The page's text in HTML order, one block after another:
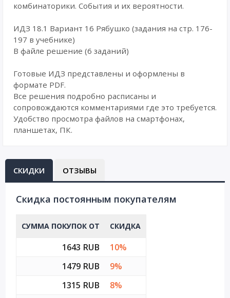
комбинаторики. События и их вероятности.
ИДЗ 18.1 Вариант 16 Рябушко (задания на стр. 176-
197 в учебнике)
В файле решение (6 заданий)
Готовые ИДЗ представлены и оформлены в
формате PDF.
Все решения подробно расписаны и
сопровождаются комментариями где это требуется.
Удобство просмотра файлов на смартфонах,
планшетах, ПК.
СКИДКИ ОТЗЫВЫ
Cкидка постоянным покупателям
СУММА ПОКУПОК ОТ СКИДКА
1643 RUB
10%
1479 RUB
9%
1315 RUB
8%